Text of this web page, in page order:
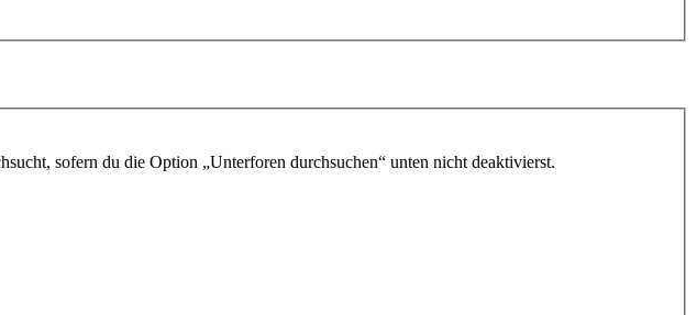
sofern du die Option „Unterforen durchsuchen“ unten nicht deaktivierst.